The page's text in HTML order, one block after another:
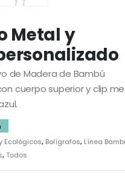
Metal y
de Madera de Bambú
cuerpo superior y clip
Ecológicos, Bolígrafos, Línea
,Todos